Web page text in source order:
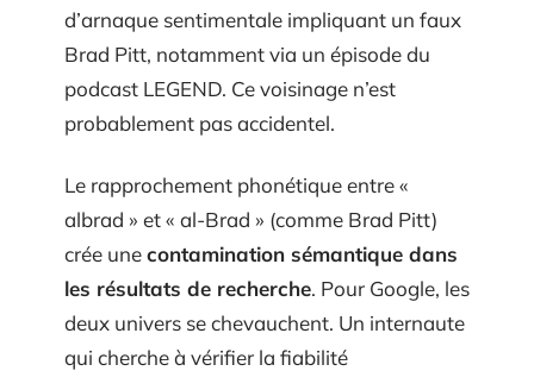
d’arnaque sentimentale impliquant un faux
Brad Pitt, notamment via un épisode du
podcast LEGEND. Ce voisinage n’est
probablement pas accidentel.
Le rapprochement phonétique entre «
albrad » et « al-Brad » (comme Brad Pitt)
crée unecontamination sémantique dans
les résultats de recherche. Pour Google, les
deux univers se chevauchent. Un internaute
qui cherche à vérifier la fiabilité